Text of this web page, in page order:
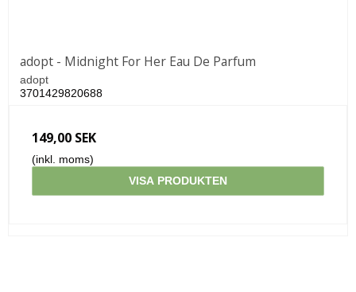
adopt - Midnight For Her Eau De Parfum
adopt
3701429820688
149,00 SEK
(inkl. moms)
VISA PRODUKTEN